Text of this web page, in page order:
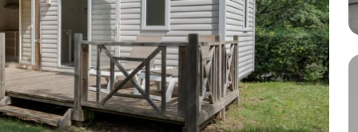
tous les avantages